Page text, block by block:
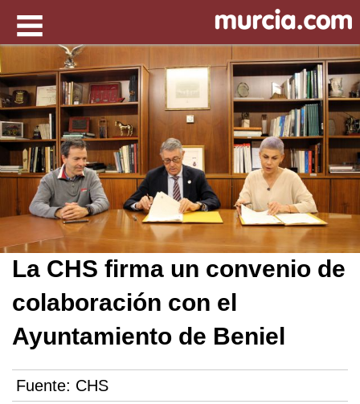
La CHS firma un convenio de
colaboración con el
Ayuntamiento de Beniel
Fuente: CHS